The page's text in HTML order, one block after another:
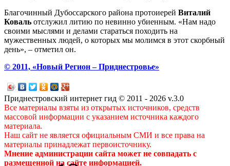
Благочинный Дубоссарского района протоиерей Виталий
Коваль отслужил литию по невинно убиенным. «Нам надо
своими мыслями и делами стараться походить на
мужественных людей, о которых мы молимся в этот скорбный
день», – отметил он.
© 2011, «Новый Регион – Приднестровье»
Приднестровский интернет гид © 2011 - 2026 v.3.0
Все материалы взяты из открытых источников, средств
массовой информации с указанием источника каждого
материала.
Наш сайт не является официальным СМИ и все права на
материалы принадлежат первоисточнику.
Мнение администрации сайта может не совпадать с
размещенной на сайте информацией.